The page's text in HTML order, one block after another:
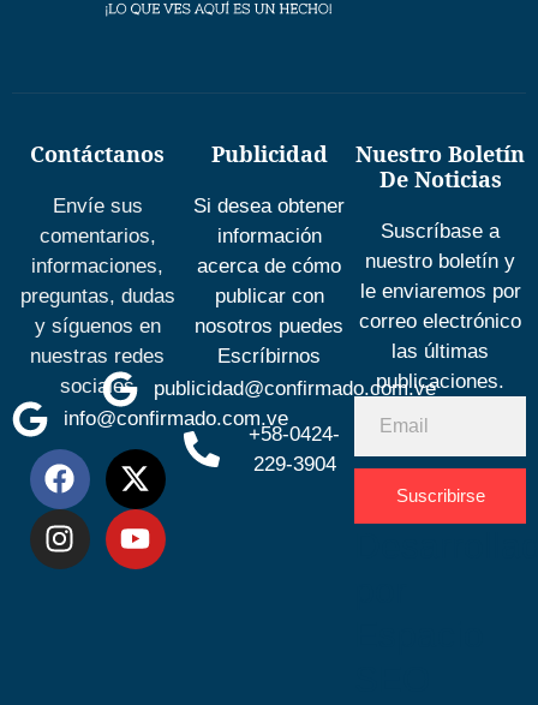
Contáctanos
Envíe sus
comentarios,
informaciones,
preguntas, dudas
y síguenos en
nuestras redes
sociales
info@confirmado.com.ve
Publicidad
Si desea obtener
información
acerca de cómo
publicar con
nosotros puedes
Escríbirnos
publicidad@confirmado.com.ve
+58-0424-
229-3904
Nuestro Boletín
De Noticias
Suscríbase a
nuestro boletín y
le enviaremos por
correo electrónico
las últimas
publicaciones.
Suscribirse